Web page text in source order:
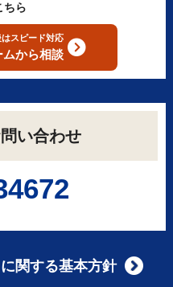
ちら
スピード対応
ムから相談
い合わせ
関する基本方針